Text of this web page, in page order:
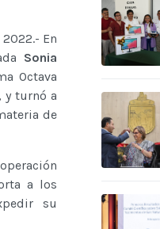
En
Sonia
Octava
y turnó a
de
a los
su